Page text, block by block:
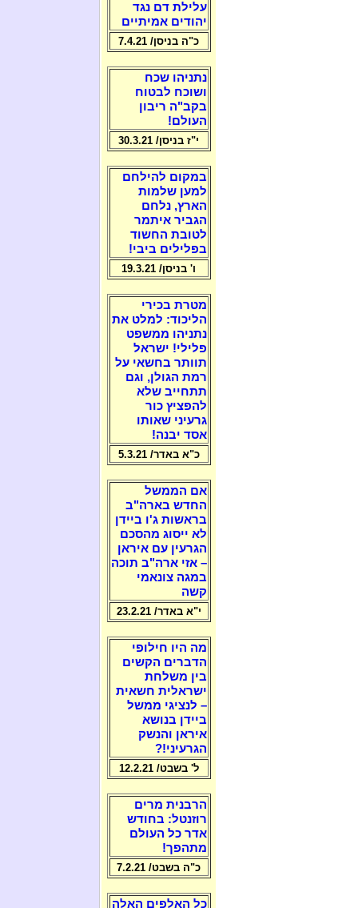
עלילת דם נגד
יהודים אמיתיים
כ"ה בניסן/ 7.4.21
נתניהו שכח
ושוכח לבטוח
בקב"ה ריבון
העולם!
י"ז בניסן/ 30.3.21
במקום להילחם
למען שלמות
הארץ, נלחם
הגביר איתמר
לטובת החשוד
בפלילים ביבי!
ו' בניסן/ 19.3.21
מטרת בכירי
הליכוד: למלט את
נתניהו ממשפט
פלילי! ישראל
תוותר בחשאי על
רמת הגולן, וגם
תתחייב שלא
להפציץ כור
גרעיני שאותו
אסד יבנה!
כ"א באדר/ 5.3.21
אם הממשל
החדש בארה"ב
בראשות ג'ו ביידן
לא ייסוג מהסכם
הגרעין עם איראן
– אזי ארה"ב תוכה
במגה צונאמי
קשה
י"א באדר/ 23.2.21
מה היו חילופי
הדברים הקשים
בין משלחת
ישראלית חשאית
– לנציגי ממשל
ביידן בנושא
איראן והנשק
הגרעיני!?
ל' בשבט/ 12.2.21
הרבנית מרים
רוזנטל: בחודש
אדר כל העולם
מתהפך!
כ"ה בשבט/ 7.2.21
כל האלפים האלה